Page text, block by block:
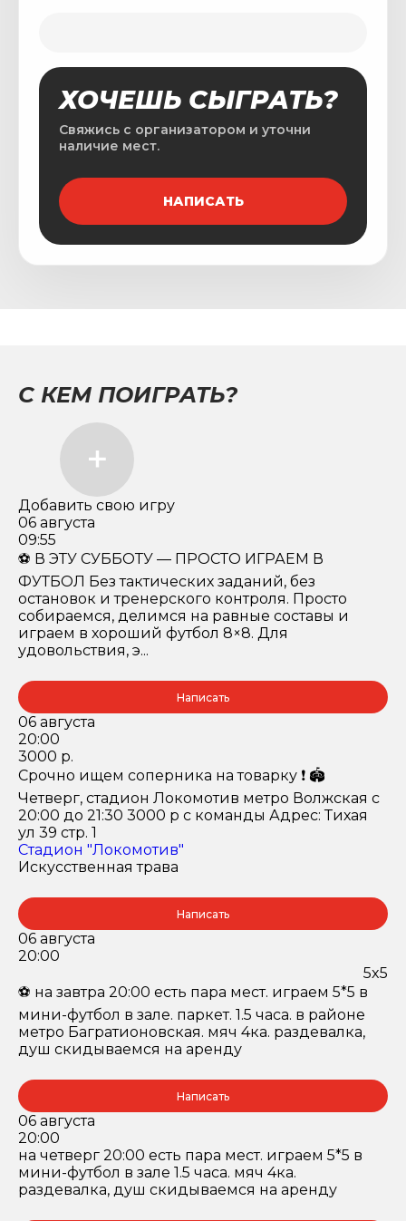
ХОЧЕШЬ СЫГРАТЬ?
Свяжись с организатором и уточни
наличие мест.
НАПИСАТЬ
С КЕМ ПОИГРАТЬ?
Добавить свою игру
06 августа
09:55
⚽️ В ЭТУ СУББОТУ — ПРОСТО ИГРАЕМ В
ФУТБОЛ Без тактических заданий, без
остановок и тренерского контроля. Просто
собираемся, делимся на равные составы и
играем в хороший футбол 8×8. Для
удовольствия, э...
Написать
06 августа
20:00
3000 р.
Срочно ищем соперника на товарку ❗️ 🏟️
Четверг, стадион Локомотив метро Волжская с
20:00 до 21:30 3000 р с команды Адрес: Тихая
ул 39 стр. 1
Стадион "Локомотив"
Искусственная трава
Написать
06 августа
20:00
5x5
⚽️ на завтра 20:00 есть пара мест. играем 5*5 в
мини-футбол в зале. паркет. 1.5 часа. в районе
метро Багратионовская. мяч 4ка. раздевалка,
душ скидываемся на аренду
Написать
06 августа
20:00
на четверг 20:00 есть пара мест. играем 5*5 в
мини-футбол в зале 1.5 часа. мяч 4ка.
раздевалка, душ скидываемся на аренду